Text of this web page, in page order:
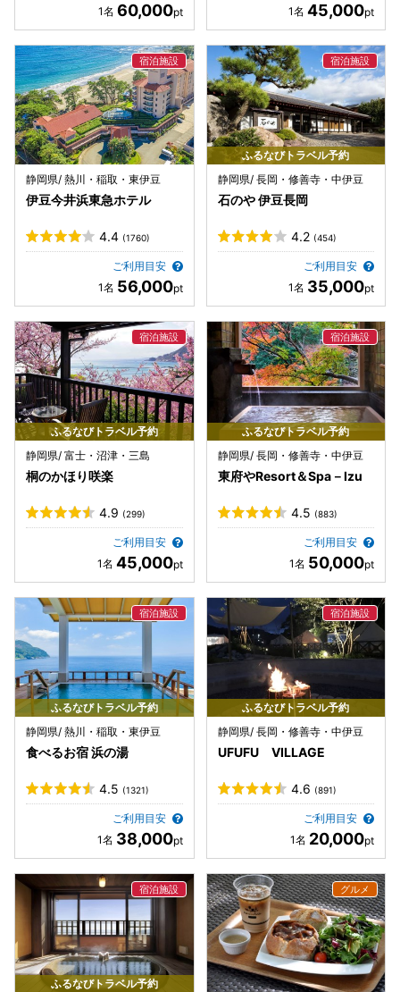
60,000 45,000
静岡県/ 熱川・稲取・東伊豆
伊豆今井浜東急ホテル
4.4 (1760)
ご利用目安
56,000
ふるなびトラベル予約
静岡県/ 長岡・修善寺・中伊豆
石のや 伊豆長岡
4.2 (454)
ご利用目安
35,000
ふるなびトラベル予約
静岡県/ 富士・沼津・三島
桐のかほり咲楽
4.9 (299)
ご利用目安
45,000
ふるなびトラベル予約
静岡県/ 長岡・修善寺・中伊豆
東府やResort＆Spa－Izu
4.5 (883)
ご利用目安
50,000
ふるなびトラベル予約
静岡県/ 熱川・稲取・東伊豆
食べるお宿 浜の湯
4.5 (1321)
ご利用目安
38,000
ふるなびトラベル予約
静岡県/ 長岡・修善寺・中伊豆
UFUFU VILLAGE
4.6 (891)
ご利用目安
20,000
ふるなびトラベル予約